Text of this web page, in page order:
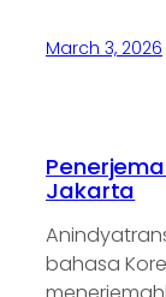
March 3, 2026
Jakarta
bahasa